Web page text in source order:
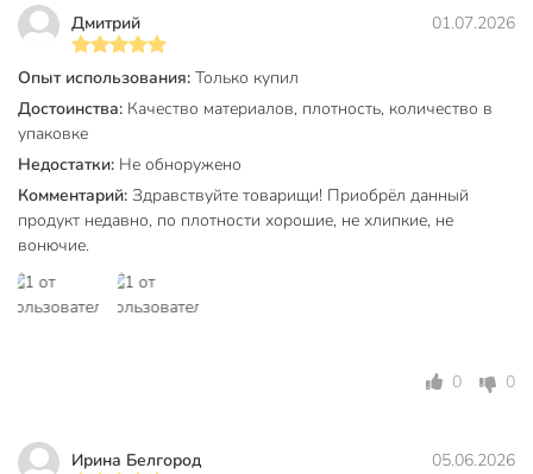
Дмитрий 01.07.2026
Опыт использования: Только купил
Достоинства: Качество материалов, плотность, количество в
упаковке
Недостатки: Не обноружено
Комментарий: Здравствуйте товарищи! Приобрёл данный
продукт недавно, по плотности хорошие, не хлипкие, не
вонючие.
0 0
Ирина Белгород 05.06.2026